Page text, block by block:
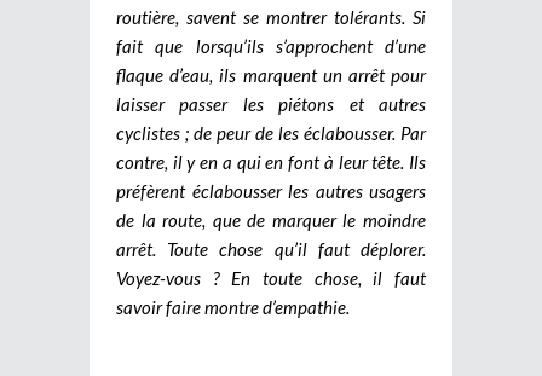
routière, savent se montrer tolérants. Si
fait que lorsqu’ils s’approchent d’une
flaque d’eau, ils marquent un arrêt pour
laisser passer les piétons et autres
cyclistes ; de peur de les éclabousser. Par
contre, il y en a qui en font à leur tête. Ils
préfèrent éclabousser les autres usagers
de la route, que de marquer le moindre
arrêt. Toute chose qu’il faut déplorer.
Voyez-vous ? En toute chose, il faut
savoir faire montre d’empathie.